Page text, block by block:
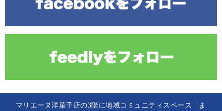
マリエーヌ洋菓子店の3階に地域コミュニティスペース「ま